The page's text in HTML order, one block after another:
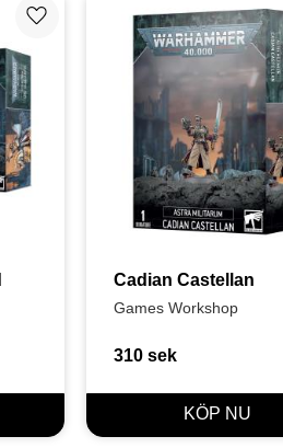
Lägg till i favoriter
Cadian Castellan
Games Workshop
310sek